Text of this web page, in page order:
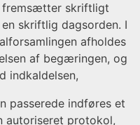
fremsætter skriftligt
skriftlig dagsorden. I
afholdes
af begæringen, og
indkaldelsen,
passerede indføres et
autoriseret protokol,